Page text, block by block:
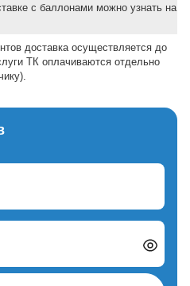
с баллонами можно узнать на
доставка осуществляется до
ТК оплачиваются отдельно